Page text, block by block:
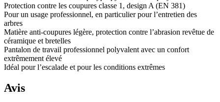
Protection contre les coupures classe 1, design A (EN 381)
Pour un usage professionnel, en particulier pour l’entretien des
arbres
Matière anti-coupures légère, protection contre l’abrasion revêtue de
céramique et bretelles
Pantalon de travail professionnel polyvalent avec un confort
extrêmement élevé
Idéal pour l’escalade et pour les conditions extrêmes
Avis